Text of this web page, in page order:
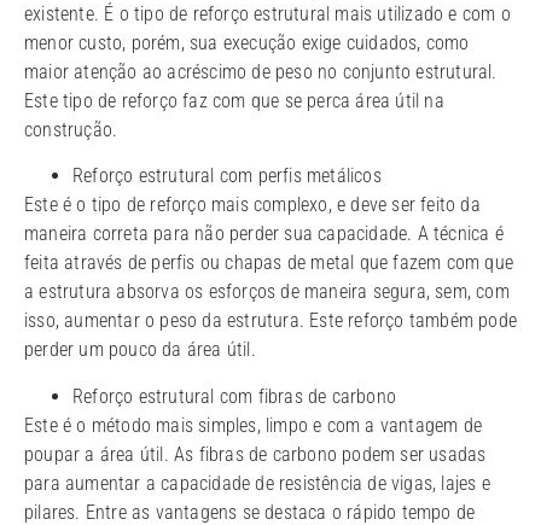
existente. É o tipo de reforço estrutural mais utilizado e com o
menor custo, porém, sua execução exige cuidados, como
maior atenção ao acréscimo de peso no conjunto estrutural.
Este tipo de reforço faz com que se perca área útil na
construção.
Reforço estrutural com perfis metálicos
Este é o tipo de reforço mais complexo, e deve ser feito da
maneira correta para não perder sua capacidade. A técnica é
feita através de perfis ou chapas de metal que fazem com que
a estrutura absorva os esforços de maneira segura, sem, com
isso, aumentar o peso da estrutura. Este reforço também pode
perder um pouco da área útil.
Reforço estrutural com fibras de carbono
Este é o método mais simples, limpo e com a vantagem de
poupar a área útil. As fibras de carbono podem ser usadas
para aumentar a capacidade de resistência de vigas, lajes e
pilares. Entre as vantagens se destaca o rápido tempo de